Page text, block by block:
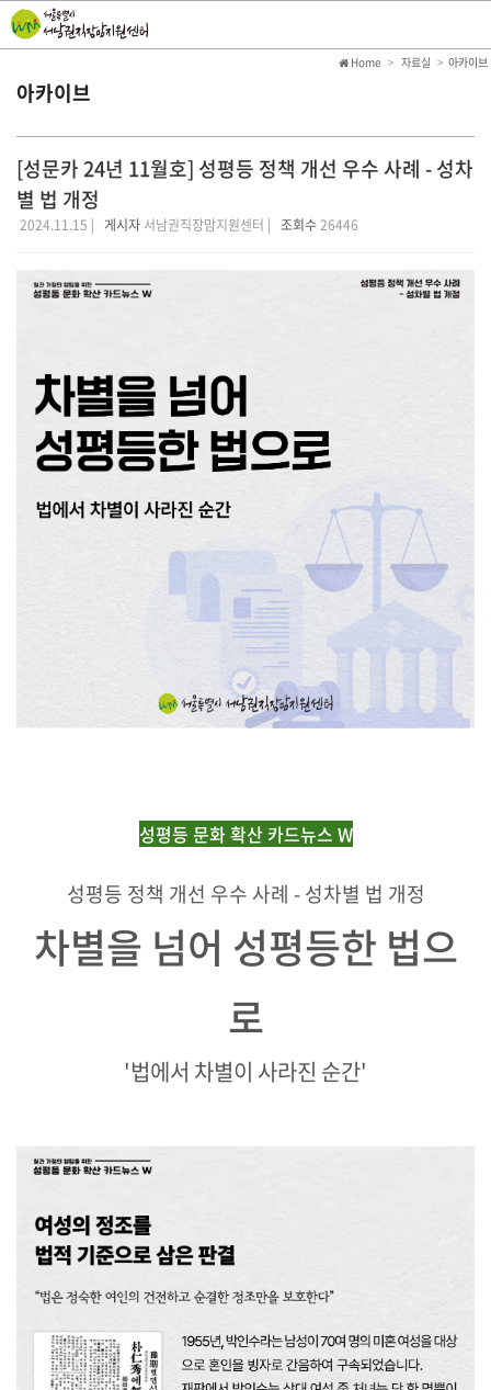
아카이브
Home 자료실 아카이브
[성문카 24년 11월호] 성평등 정책 개선 우수 사례 - 성차
별 법 개정
2024.11.15 | 게시자 서남권직장맘지원센터 | 조회수26446
성평등 문화 확산 카드뉴스 W
성평등 정책 개선 우수 사례 - 성차별 법 개정
차별을 넘어 성평등한 법으
로
'법에서 차별이 사라진 순간'